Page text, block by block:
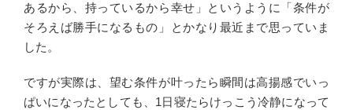
あるから、持っているから幸せ」というように「条件が
そろえば勝手になるもの」とかなり最近まで思っていま
した。
ですが実際は、望む条件が叶ったら瞬間は高揚感でいっ
ぱいになったとしても、1日寝たらけっこう冷静になって